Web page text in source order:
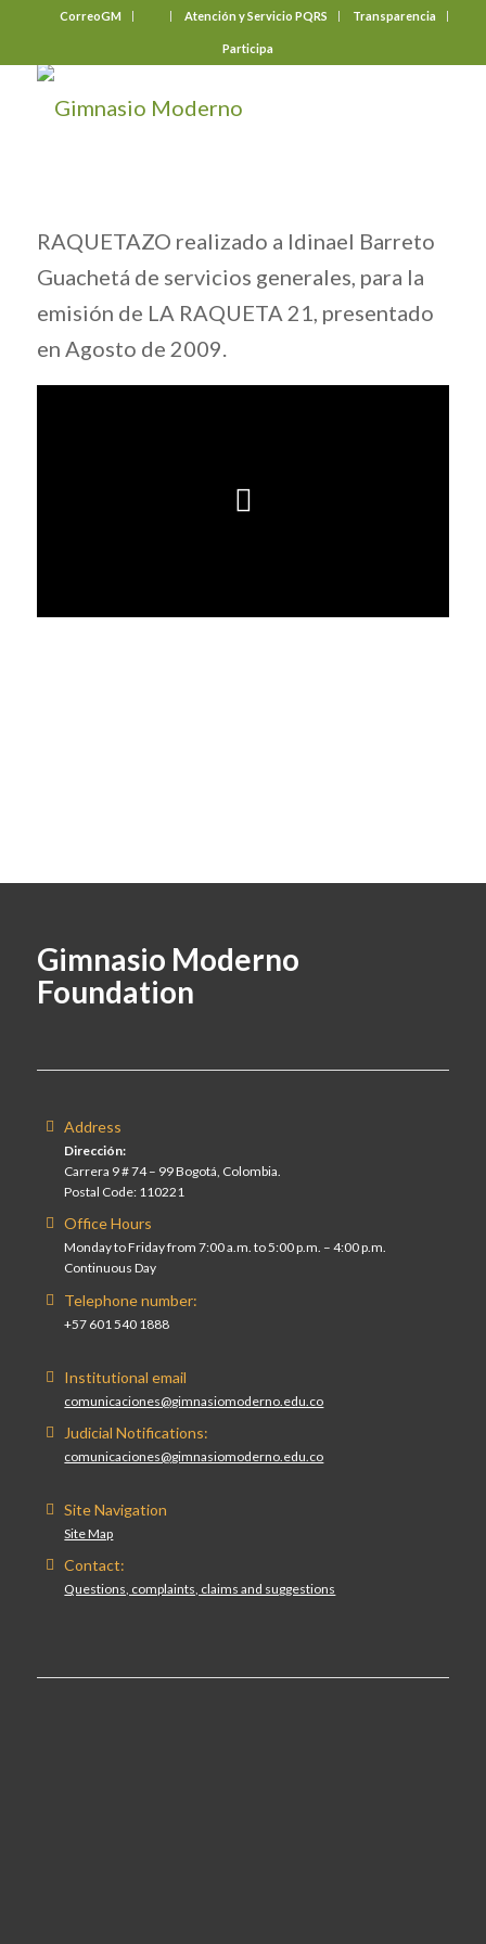
CorreoGM Atención y Servicio PQRS Transparencia
Participa
RAQUETAZO realizado a Idinael Barreto
Guachetá de servicios generales, para la
emisión de LA RAQUETA 21, presentado
en Agosto de 2009.
Gimnasio Moderno
Foundation
Address
Dirección:
Carrera 9 # 74 – 99 Bogotá, Colombia.
Postal Code: 110221
Office Hours
Monday to Friday from 7:00 a.m. to 5:00 p.m. – 4:00 p.m.
Continuous Day
Telephone number:
+57 601 540 1888
Institutional email
comunicaciones@gimnasiomoderno.edu.co
Judicial Notifications:
comunicaciones@gimnasiomoderno.edu.co
Site Navigation
Site Map
Contact:
Questions, complaints, claims and suggestions